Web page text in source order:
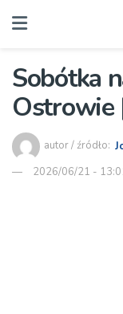
Sobótka
Ostrowie
autor / źródło:
2026/06/21 -